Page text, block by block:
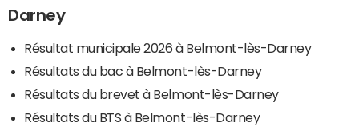
Darney
Résultat municipale 2026 à Belmont-lès-Darney
Résultats du bac à Belmont-lès-Darney
Résultats du brevet à Belmont-lès-Darney
Résultats du BTS à Belmont-lès-Darney